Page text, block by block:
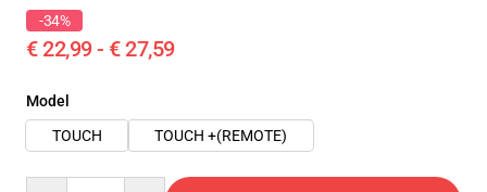
-34%
€ 22,99 - € 27,59
Model
TOUCH
TOUCH +(REMOTE)